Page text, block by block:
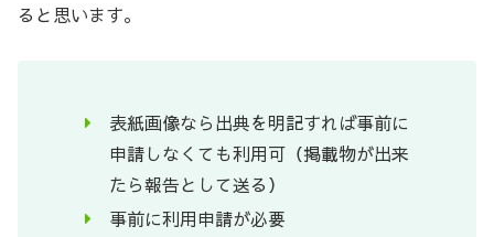
ると思います。
表紙画像なら出典を明記すれば事前に
申請しなくても利用可（掲載物が出来
たら報告として送る）
事前に利用申請が必要